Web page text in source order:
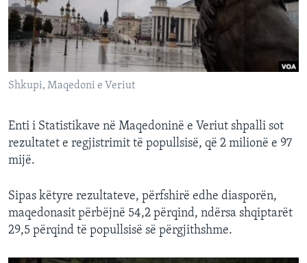
INTERVISTA
DITARI
Shkupi, Maqedoni e Veriut
Enti i Statistikave në Maqedoninë e Veriut shpalli sot
rezultatet e regjistrimit të popullsisë, që 2 milionë e 97
mijë.
Sipas këtyre rezultateve, përfshirë edhe diasporën,
maqedonasit përbëjnë 54,2 përqind, ndërsa shqiptarët
29,5 përqind të popullsisë së përgjithshme.